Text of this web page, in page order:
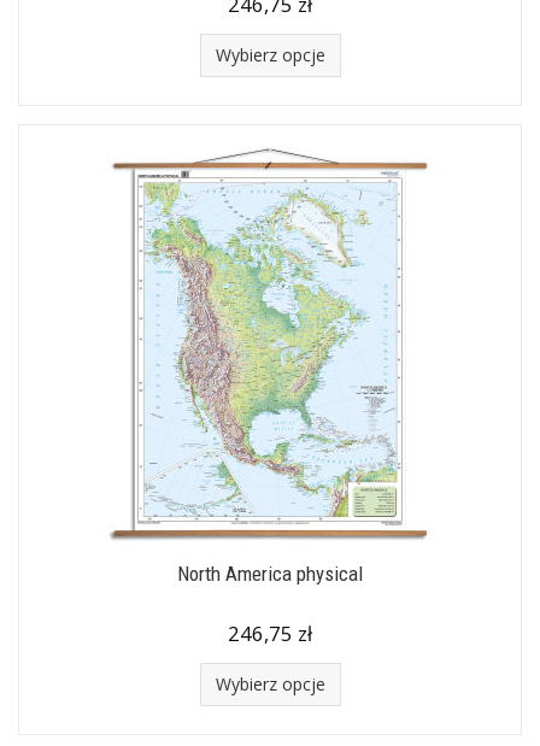
Wybierz opcje
North America physical
246,75 zł
Wybierz opcje